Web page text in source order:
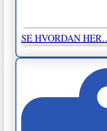
SE HVORDAN